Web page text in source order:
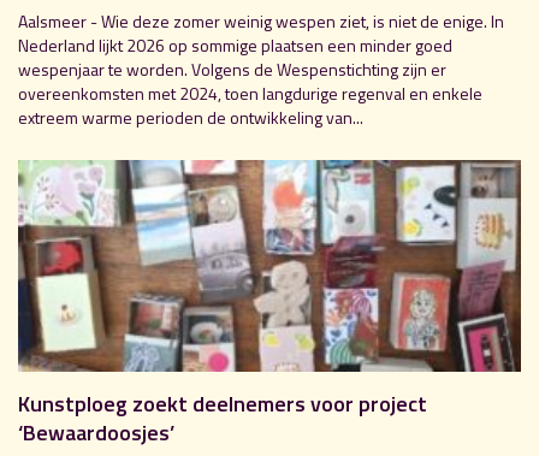
Aalsmeer - Wie deze zomer weinig wespen ziet, is niet de enige. In
Nederland lijkt 2026 op sommige plaatsen een minder goed
wespenjaar te worden. Volgens de Wespenstichting zijn er
overeenkomsten met 2024, toen langdurige regenval en enkele
extreem warme perioden de ontwikkeling van...
Kunstploeg zoekt deelnemers voor project
‘Bewaardoosjes’